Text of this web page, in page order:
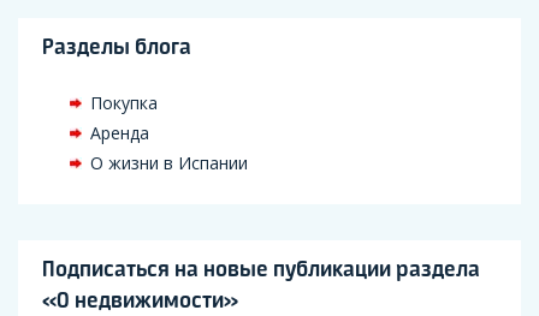
Разделы блога
Покупка
Аренда
О жизни в Испании
Подписаться на новые публикации раздела
«О недвижимости»